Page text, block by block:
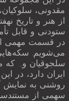
مقدونی،
از هنر و تاریخ
ستودنی و قابل
در قسمت مهمی
می‌شویم. سکه‌هایی
سلجوقیان و… که
ایران دارد، در
روشنی به
سهمی از